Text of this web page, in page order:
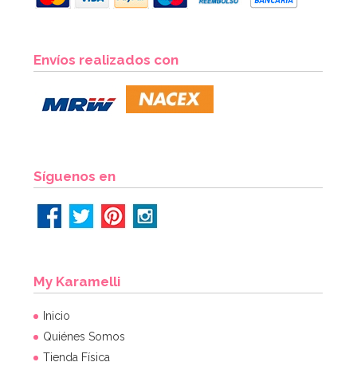
2,60€ 2,60€
Envíos realizados con
Síguenos en
My Karamelli
Inicio
Quiénes Somos
Tienda Física